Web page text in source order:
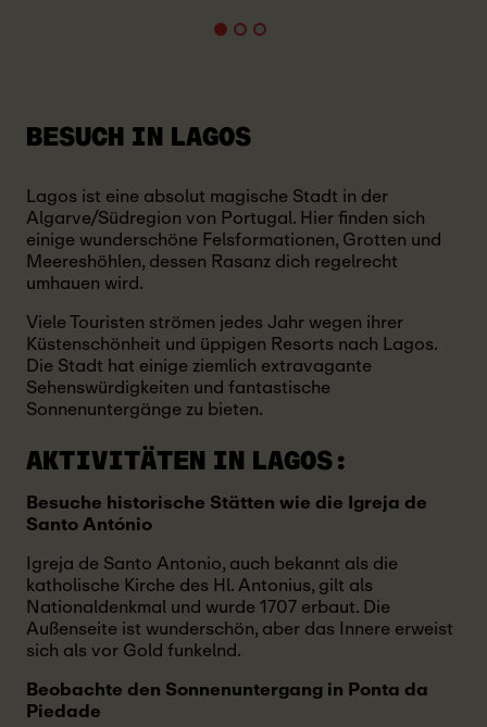
BESUCH IN LAGOS
Lagos ist eine absolut magische Stadt in der
Algarve/Südregion von Portugal. Hier finden sich
einige wunderschöne Felsformationen, Grotten und
Meereshöhlen, dessen Rasanz dich regelrecht
umhauen wird.
Viele Touristen strömen jedes Jahr wegen ihrer
Küstenschönheit und üppigen Resorts nach Lagos.
Die Stadt hat einige ziemlich extravagante
Sehenswürdigkeiten und fantastische
Sonnenuntergänge zu bieten.
AKTIVITÄTEN IN LAGOS:
Besuche historische Stätten wie die Igreja de
Santo António
Igreja de Santo Antonio, auch bekannt als die
katholische Kirche des Hl. Antonius, gilt als
Nationaldenkmal und wurde 1707 erbaut. Die
Außenseite ist wunderschön, aber das Innere erweist
sich als vor Gold funkelnd.
Beobachte den Sonnenuntergang in Ponta da
Piedade